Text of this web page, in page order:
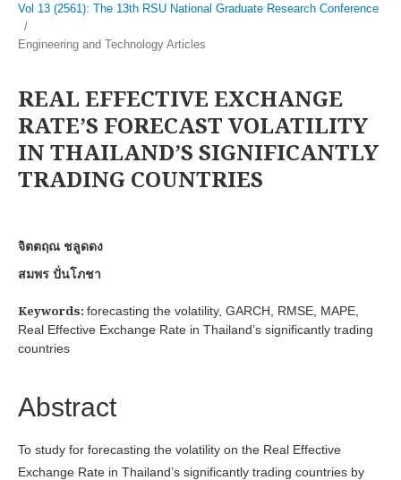
Vol 13 (2561): The 13th RSU National Graduate Research Conference
/
Engineering and Technology Articles
REAL EFFECTIVE EXCHANGE
RATE’S FORECAST VOLATILITY
IN THAILAND’S SIGNIFICANTLY
TRADING COUNTRIES
จิตตฤณ ชลูดดง
สมพร ปั่นโภชา
Keywords: forecasting the volatility, GARCH, RMSE, MAPE,
Real Effective Exchange Rate in Thailand’s significantly trading
countries
Abstract
To study for forecasting the volatility on the Real Effective
Exchange Rate in Thailand’s significantly trading countries by